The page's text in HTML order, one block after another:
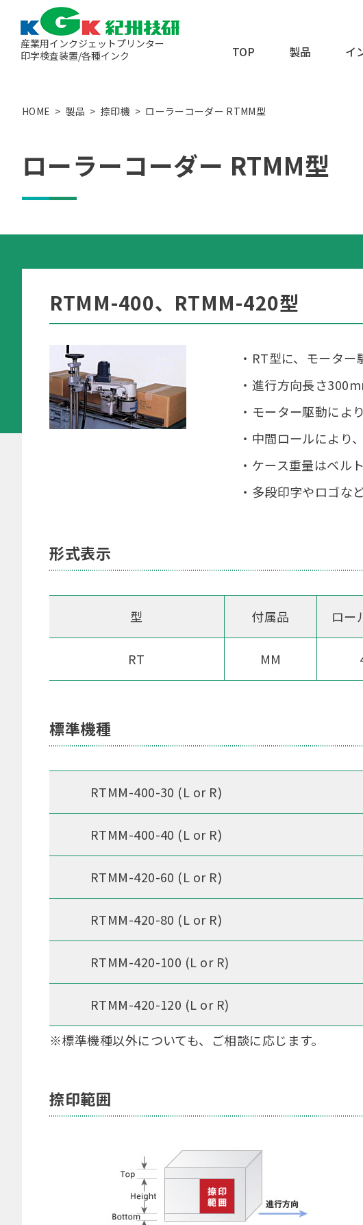
産業用インクジェットプリンター
印字検査装置/各種インク
TOP 製品
ローラーコーダー（捺印機）
印字検査装置
金属ナノ粒子インク
イ
HOME 製品 捺印機 ローラーコーダー RTMM型
ローラーコーダー RTMM型
RTMM-400、RTMM-420型
・RT型に、モーター
・進行方向長さ
・モーター駆動によ
・中間ロールにより
・ケース重量はベル
・多段印字やロゴな
形式表示
型 付属品 ロー
RT MM
標準機種
RTMM-400-30 (L or R)
RTMM-400-40 (L or R)
RTMM-420-60 (L or R)
RTMM-420-80 (L or R)
RTMM-420-100 (L or R)
RTMM-420-120 (L or R)
※標準機種以外についても、ご相談に応じます。
捺印範囲